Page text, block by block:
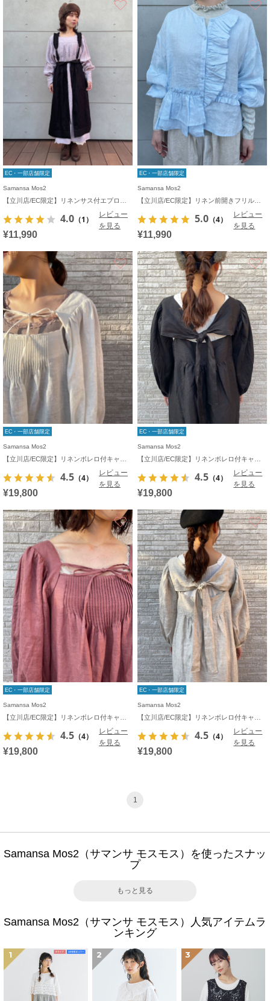
EC・一部店舗限定
Samansa Mos2
4.0 （1）
レビュー
を見る
¥11,990
EC・一部店舗限定
Samansa Mos2
5.0 （4）
レビュー
を見る
¥11,990
お気に入り
EC・一部店舗限定
Samansa Mos2
4.5 （4）
レビュー
を見る
¥19,800
EC・一部店舗限定
Samansa Mos2
4.5 （4）
レビュー
を見る
¥19,800
お気に入り
EC・一部店舗限定
Samansa Mos2
4.5 （4）
レビュー
を見る
¥19,800
EC・一部店舗限定
Samansa Mos2
4.5 （4）
レビュー
を見る
¥19,800
1
Samansa Mos2（サマンサ モスモス）を使ったスナッ
プ
もっと見る
Samansa Mos2（サマンサ モスモス）人気アイテムラ
ンキング
1 2 3